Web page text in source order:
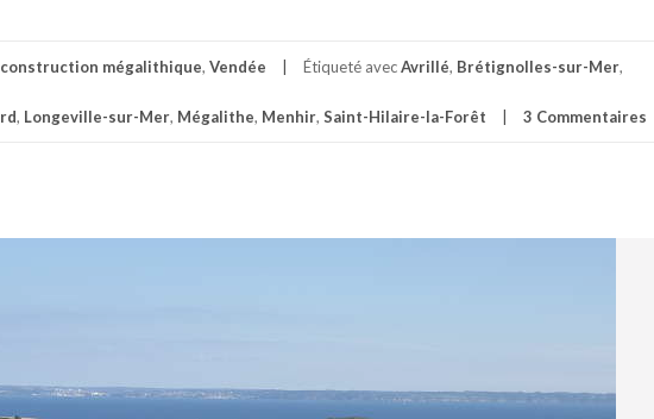
construction mégalithique, Vendée Étiqueté avecAvrillé, Brétignolles-sur-Mer,
, Longeville-sur-Mer, Mégalithe, Menhir, Saint-Hilaire-la-Forêt 3 Commentaires